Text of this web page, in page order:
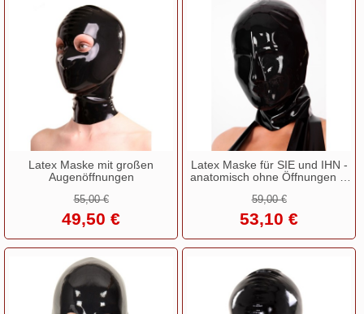
Latex Maske mit großen
Augenöffnungen
55,00 €
49,50 €
Latex Maske für SIE und IHN -
anatomisch ohne Öffnungen in
59,00 €
53,10 €